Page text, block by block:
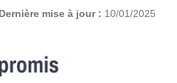
Dernière mise à jour : 10/01/2025